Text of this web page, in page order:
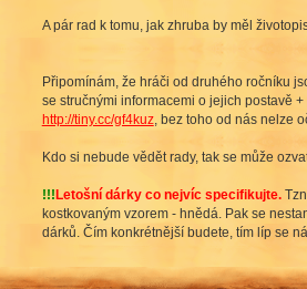
A pár rad k tomu, jak zhruba by měl
Připomínám, že hráči od druhého ročníku
se stručnými informacemi o jejich postavě
http://tiny.cc/gf4kuz, bez toho od nás nelze
Kdo si nebude vědět rady, tak se může
!!! Letošní dárky co nejvíc specifikujte.
kostkovaným vzorem - hnědá. Pak se
dárků. Čím konkrétnější budete, tím líp se